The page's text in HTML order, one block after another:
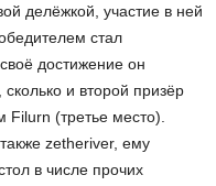
делёжкой, участие в ней
стал
достижение он
и второй призёр
(третье место).
zetheriver, ему
в числе прочих